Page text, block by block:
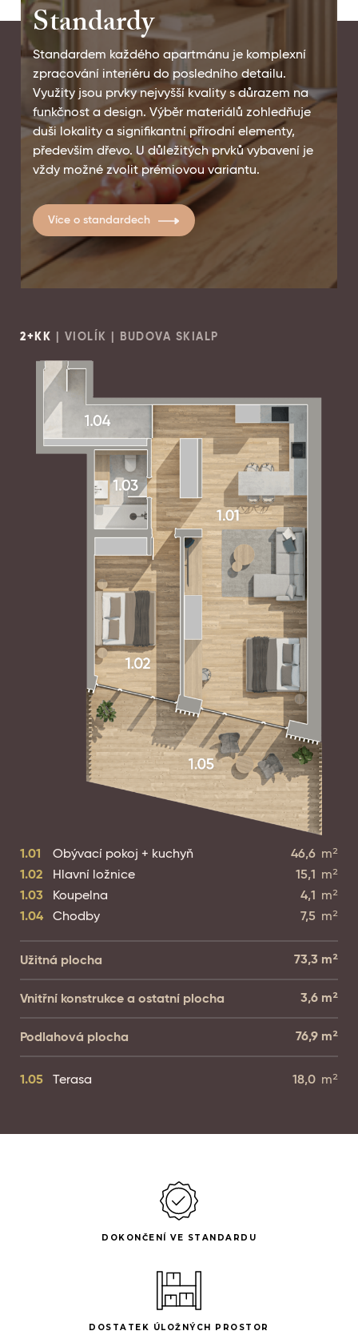
Standardy
Standardem každého apartmánu je komplexní
zpracování interiéru do posledního detailu.
Využity jsou prvky nejvyšší kvality s důrazem na
funkčnost a design. Výběr materiálů zohledňuje
duši lokality a signifikantní přírodní elementy,
především dřevo. U důležitých prvků vybavení je
vždy možné zvolit prémiovou variantu.
Více o standardech
2+KK | VIOLÍK | BUDOVA SKIALP
1.01 Obývací pokoj + kuchyň 46,6 m²
1.02
Hlavní ložnice 15,1
m²
1.03
Koupelna 4,1
m²
1.04
Chodby 7,5 m²
Užitná plocha 73,3 m²
Vnitřní konstrukce a ostatní plocha 3,6 m²
Podlahová plocha 76,9 m²
1.05 Terasa 18,0 m²
DOKONČENÍ VE STANDARDU
DOSTATEK ÚLOŽNÝCH PROSTOR